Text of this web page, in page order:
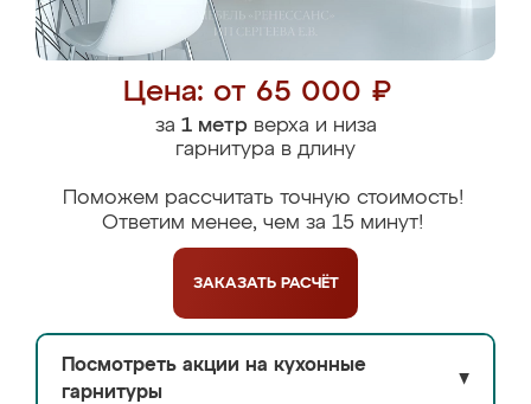
Цена: от 65 000 ₽
за 1 метрверха и низа
гарнитура в длину
Поможем рассчитать точную стоимость!
Ответим менее, чем за 15 минут!
ЗАКАЗАТЬ РАСЧЁТ
Посмотреть акции на кухонные
гарнитуры
▼